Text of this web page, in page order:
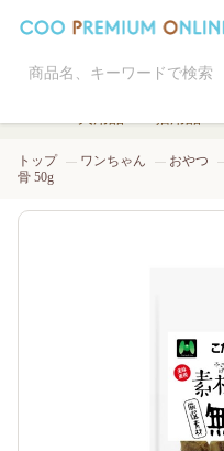
トップ ワンちゃん おやつ
骨 50g